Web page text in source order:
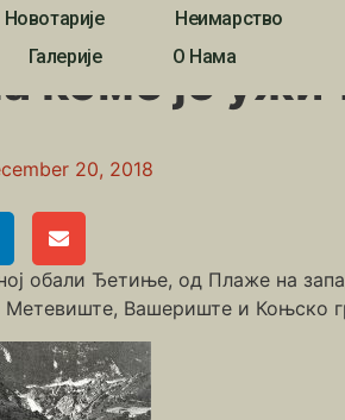
Новотарије Неимарство
Галерије
О Нама
је ужички “Бувљак” – Робна пијаца
коме је
20, 2018
обали Ђетиње, од Плаже на
Метевиште, Вашериште и Коњско